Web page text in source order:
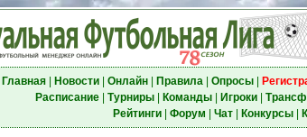
Главная| Новости| Онлайн| Правила| Опросы|
Расписание| Турниры| Команды| Игроки|
Рейтинги| Форум Чат| Конкурсы|